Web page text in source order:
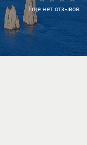
Еще нет отзывов